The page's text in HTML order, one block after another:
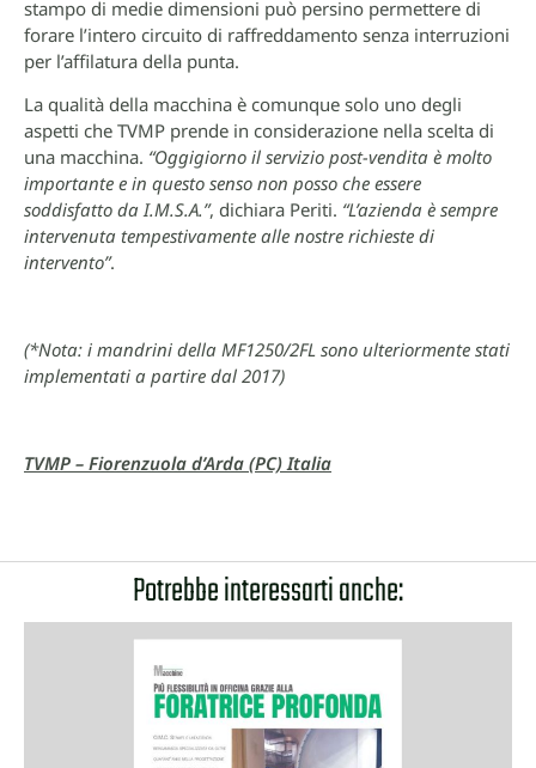
stampo di medie dimensioni può persino permettere di
forare l’intero circuito di raffreddamento senza interruzioni
per l’affilatura della punta.
La qualità della macchina è comunque solo uno degli
aspetti che TVMP prende in considerazione nella scelta di
una macchina. “Oggigiorno il servizio post-vendita è molto
importante e in questo senso non posso che essere
soddisfatto da I.M.S.A.”, dichiara Periti. “L’azienda è sempre
intervenuta tempestivamente alle nostre richieste di
intervento”.
(*Nota: i mandrini della MF1250/2FL sono ulteriormente stati
implementati a partire dal 2017)
TVMP – Fiorenzuola d’Arda (PC) Italia
Potrebbe interessarti anche: